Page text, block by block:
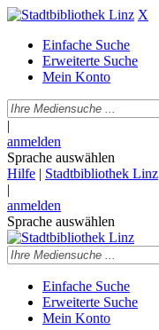
X
Einfache Suche
Erweiterte Suche
Mein Konto
|
anmelden
Sprache auswählen
Hilfe | Stadtbibliothek Linz
|
anmelden
Sprache auswählen
Einfache Suche
Erweiterte Suche
Mein Konto